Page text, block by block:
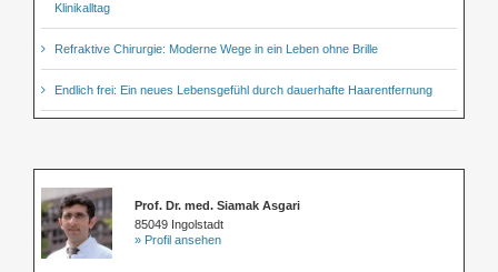
Klinikalltag
Refraktive Chirurgie: Moderne Wege in ein Leben ohne Brille
Endlich frei: Ein neues Lebensgefühl durch dauerhafte Haarentfernung
Prof. Dr. med. Siamak Asgari
85049 Ingolstadt
» Profil ansehen